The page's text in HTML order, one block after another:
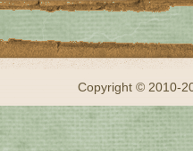
Copyright © 2010-